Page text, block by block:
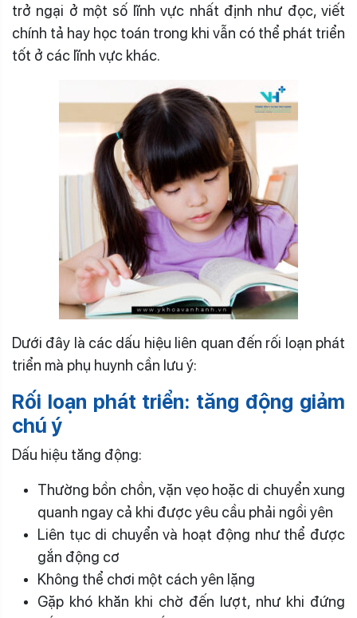
trở ngại ở một số lĩnh vực nhất định như đọc, viết
chính tả hay học toán trong khi vẫn có thể phát triển
tốt ở các lĩnh vực khác.
Dưới đây là các dấu hiệu liên quan đến rối loạn phát
triển mà phụ huynh cần lưu ý:
Rối loạn phát triển: tăng động giảm
chú ý
Dấu hiệu tăng động:
Thường bồn chồn, vặn vẹo hoặc di chuyển xung
quanh ngay cả khi được yêu cầu phải ngồi yên
Liên tục di chuyển và hoạt động như thể được
gắn động cơ
Không thể chơi một cách yên lặng
Gặp khó khăn khi chờ đến lượt, như khi đứng